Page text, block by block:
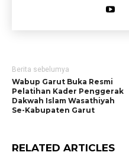
Berita sebelumya
Wabup Garut Buka Resmi
Pelatihan Kader Penggerak
Dakwah Islam Wasathiyah
Se-Kabupaten Garut
RELATED ARTICLES